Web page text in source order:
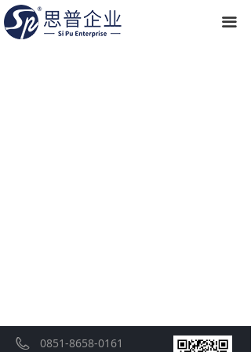
끀
0851-8658-0161